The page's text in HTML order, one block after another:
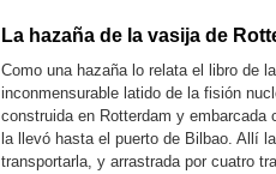
La hazaña de la vasija de
Como una hazaña lo relata el libro de
inconmensurable latido de la fisión
construida en Rotterdam y embarcada
la llevó hasta el puerto de Bilbao. Allí
transportarla, y arrastrada por cuatro